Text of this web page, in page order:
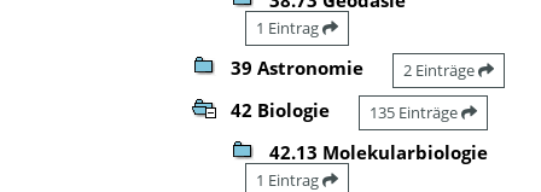
1 Eintrag
39 Astronomie 2 Einträge
42 Biologie 135 Einträge
42.13 Molekularbiologie
1 Eintrag